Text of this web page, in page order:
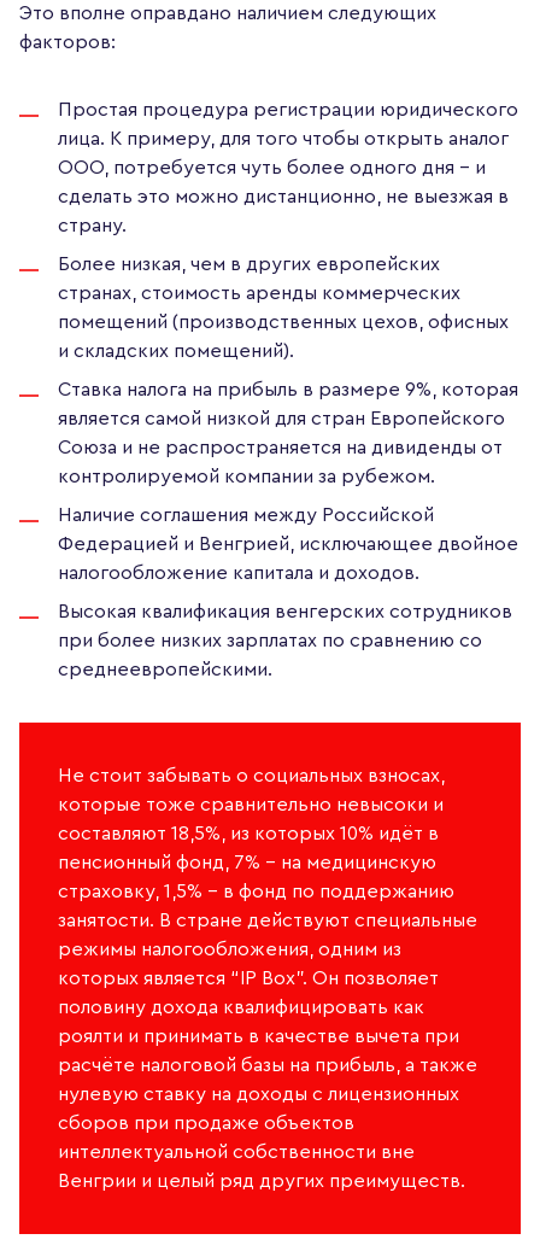
Это вполне оправдано наличием следующих
факторов:
Простая процедура регистрации юридического
лица. К примеру, для того чтобы открыть аналог
ООО, потребуется чуть более одного дня – и
сделать это можно дистанционно, не выезжая в
страну.
Более низкая, чем в других европейских
странах, стоимость аренды коммерческих
помещений (производственных цехов, офисных
и складских помещений).
Ставка налога на прибыль в размере 9%, которая
является самой низкой для стран Европейского
Союза и не распространяется на дивиденды от
контролируемой компании за рубежом.
Наличие соглашения между Российской
Федерацией и Венгрией, исключающее двойное
налогообложение капитала и доходов.
Высокая квалификация венгерских сотрудников
при более низких зарплатах по сравнению со
среднеевропейскими.
Не стоит забывать о социальных взносах,
которые тоже сравнительно невысоки и
составляют 18,5%, из которых 10% идёт в
пенсионный фонд, 7% – на медицинскую
страховку, 1,5% – в фонд по поддержанию
занятости. В стране действуют специальные
режимы налогообложения, одним из
которых является “IP Box”. Он позволяет
половину дохода квалифицировать как
роялти и принимать в качестве вычета при
расчёте налоговой базы на прибыль, а также
нулевую ставку на доходы с лицензионных
сборов при продаже объектов
интеллектуальной собственности вне
Венгрии и целый ряд других преимуществ.